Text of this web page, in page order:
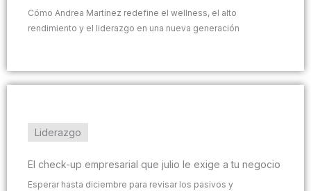
Cómo Andrea Martínez redefine el wellness, el alto
rendimiento y el liderazgo en una nueva generación
Liderazgo
El check-up empresarial que julio le exige a tu negocio
Esperar hasta diciembre para revisar los pasivos y